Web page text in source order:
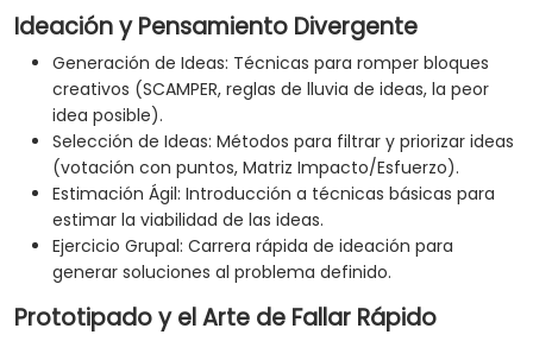
Ideación y Pensamiento Divergente
Generación de Ideas: Técnicas para romper bloques
creativos (SCAMPER, reglas de lluvia de ideas, la peor
idea posible).
Selección de Ideas: Métodos para filtrar y priorizar ideas
(votación con puntos, Matriz Impacto/Esfuerzo).
Estimación Ágil: Introducción a técnicas básicas para
estimar la viabilidad de las ideas.
Ejercicio Grupal: Carrera rápida de ideación para
generar soluciones al problema definido.
Prototipado y el Arte de Fallar Rápido